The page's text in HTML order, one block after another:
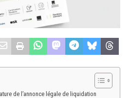
de l’annonce légale de liquidation